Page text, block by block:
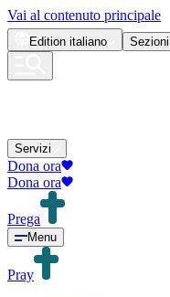
Vai al contenuto principale
Edition italiano Sezioni
Servizi
Dona ora
Dona ora
Prega
Menu
Pray